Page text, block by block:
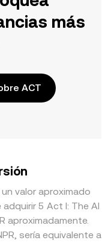
más
ACT
valor aproximado
5 Act I: The AI
aproximadamente.
sería equivalente a